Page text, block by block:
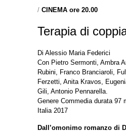
/ CINEMA ore 20.00
Terapia di
Di Alessio Maria Federici
Con Pietro Sermonti, Ambra
Rubini, Franco Branciaroli,
Ferzetti, Anita Kravos,
Gili, Antonio Pennarella.
Genere Commedia durata 97
Italia 2017
Dall’omonimo romanzo di